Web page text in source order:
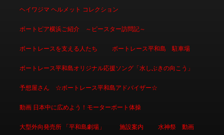
ヘイワジマ ヘルメット コレクション
ボートピア横浜ご紹介 ～ピースター訪問記～
ボートレースを支える人たち ボートレース平和島 駐車場
ボートレース平和島オリジナル応援ソング「水しぶきの向こう」
予想屋さん ☆ボートレース平和島アドバイザー☆
動画 日本中に広めよう！モーターボート体操
大型外向発売所 「平和島劇場」 施設案内 水神祭 動画